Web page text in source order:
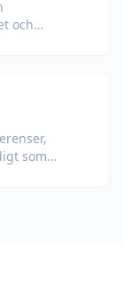
och
som